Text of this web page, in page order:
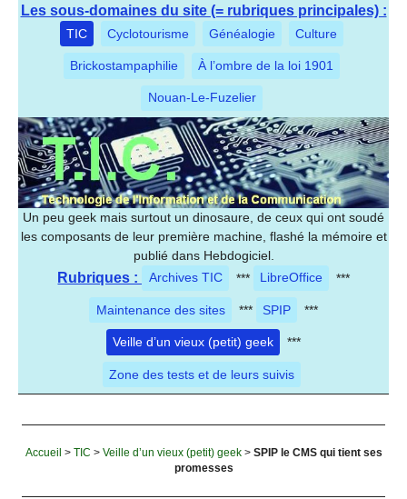
Les sous-domaines du site (= rubriques principales) :
TIC Cyclotourisme Généalogie Culture
Brickostampaphilie À l’ombre de la loi 1901
Nouan-Le-Fuzelier
Un peu geek mais surtout un dinosaure, de ceux qui ont soudé
les composants de leur première machine, flashé la mémoire et
publié dans Hebdogiciel.
Rubriques : Archives TIC *** LibreOffice ***
Maintenance des sites *** SPIP ***
Veille d’un vieux (petit) geek ***
Zone des tests et de leurs suivis
Accueil > TIC > Veille d’un vieux (petit) geek> SPIP le CMS qui tient ses
promesses